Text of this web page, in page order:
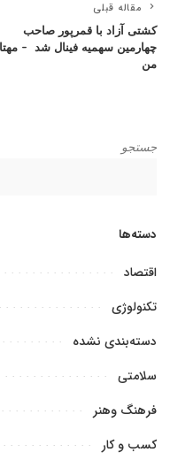
مقاله قبلی
کشتی آزاد با قمرپور صاحب
چهارمین سهمیه فینال شد –
من
جستجو
دسته‌ها
اقتصاد
تکنولوژی
دسته‌بندی نشده
سلامتی
فرهنگ وهنر
کسب و کار